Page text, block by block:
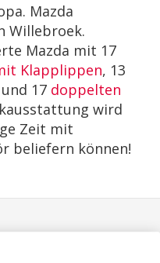
Mazda
Willebroek.
Mazda mit 17
Klapplippen, 13
und 17 doppelten
wird
Zeit mit
beliefern können!